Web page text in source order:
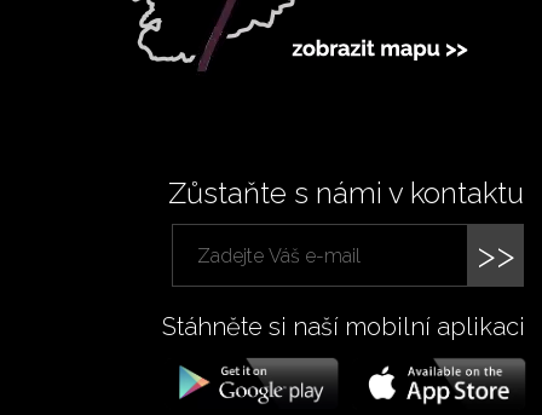
Zůstaňte s námi v kontaktu
>>
Stáhněte si naší mobilní aplikaci